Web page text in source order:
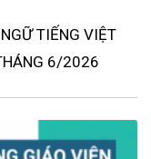
TIẾNG VIỆT
6/2026